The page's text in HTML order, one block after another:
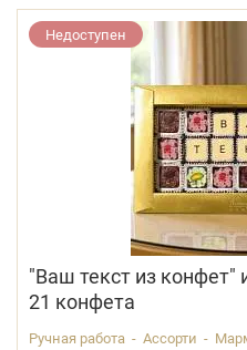
Недоступен
"Ваш текст из
21 конфета
Ручная работа - Ассорти -